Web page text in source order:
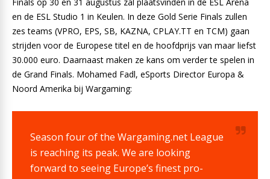
en de ESL Studio 1 in Keulen. In deze Gold Serie Finals zullen
zes teams (VPRO, EPS, SB, KAZNA, CPLAY.TT en TCM) gaan
strijden voor de Europese titel en de hoofdprijs van maar liefst
30.000 euro. Daarnaast maken ze kans om verder te spelen in
de Grand Finals. Mohamed Fadl, eSports Director Europa &
Noord Amerika bij Wargaming:
Season four of the Wargaming.net League
is reaching its peak. We are looking
forward to seeing Europe’s finest pro-